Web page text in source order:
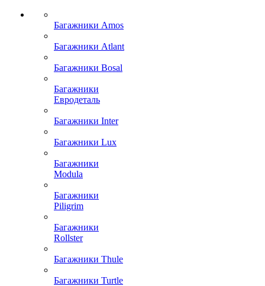
Багажники Amos
Багажники Atlant
Багажники Bosal
Багажники
Евродеталь
Багажники Inter
Багажники Lux
Багажники
Modula
Багажники
Piligrim
Багажники
Rollster
Багажники Thule
Багажники Turtle